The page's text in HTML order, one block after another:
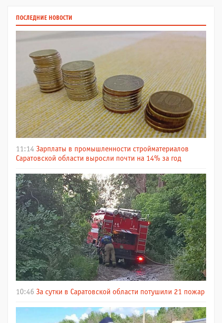
ПОСЛЕДНИЕ НОВОСТИ
11:14 Зарплаты в промышленности стройматериалов
Саратовской области выросли почти на 14% за год
10:46 За сутки в Саратовской области потушили 21 пожар